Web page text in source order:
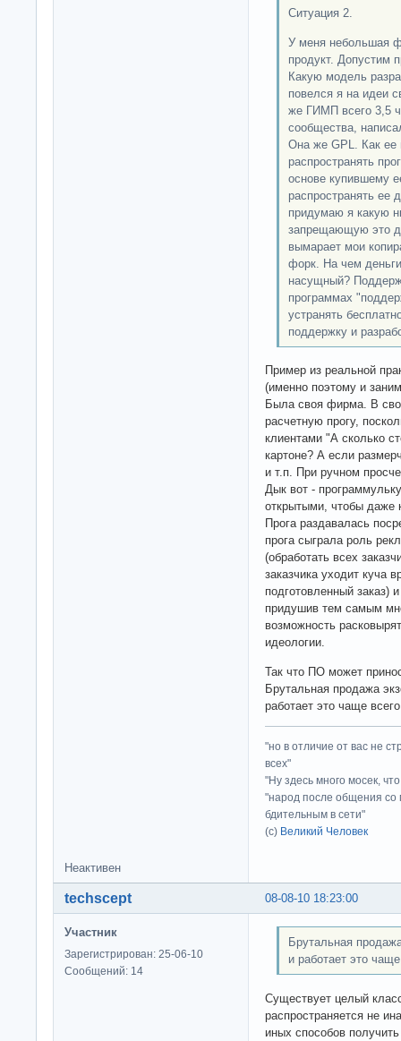
Ситуация 2.
У меня небольшая
продукт. Допустим
Какую модель
повелся я на идеи
же ГИМП всего 3,5
сообщества,
Она же GPL. Как ее
распространять
основе купившему
распространять ее
придумаю я какую
запрещающую это
вымарает мои
форк. На чем
насущный?
программах
устранять
поддержку и
Пример из реальной
(именно поэтому и
Была своя фирма. В
расчетную прогу,
клиентами "А сколько
картоне? А если
и т.п. При ручном
Дык вот -
открытыми, чтобы даже
Прога раздавалась
прога сыграла роль
(обработать всех
заказчика уходит куча
подготовленный заказ)
придушив тем самым
возможность
идеологии.
Так что ПО может
Брутальная продажа
работает это чаще
"но в отличие от вас не
всех"
"Ну здесь много мосек,
"народ после общения со
бдительным в сети"
(с) Великий Человек
Неактивен
08-08-10 18:23:00
techscept
Участник
Зарегистрирован: 25-06-10
Сообщений: 14
Брутальная
и работает это
Существует целый
распространяется не
иных способов